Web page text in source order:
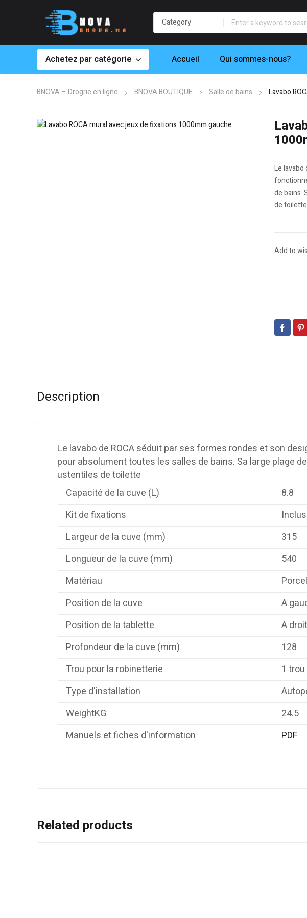
Achetez par catégorie Accueil Qui sommes-nous?
BNOVA – Drogrie en ligne BNOVA BOUTIQUE Salle de bains Lavabo
Le
de bains.
de toilette
Add to
Description
Le lavabo de ROCA séduit par ses formes rondes et son
pour absolument toutes les salles de bains. Sa large plage
ustentiles de toilette
Capacité de la cuve (L)
8.8
Kit de fixations
Inclus
Largeur de la cuve (mm)
315
Longueur de la cuve (mm)
540
Matériau
Position de la cuve
A
Position de la tablette
A
Profondeur de la cuve (mm)
128
Trou pour la robinetterie
1
Type d'installation
WeightKG
24.5
Manuels et fiches d'information
PDF
Related products